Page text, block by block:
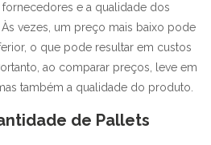
e a qualidade dos
vezes, um preço mais baixo pode
o que pode resultar em custos
ao comparar preços, leve em
também a qualidade do produto.
de Pallets